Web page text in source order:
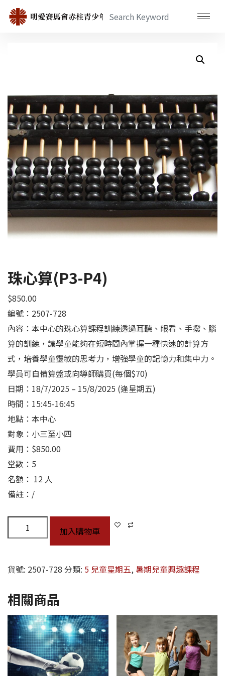
珠心算(P3-P4)
$850.00
編號：2507-728
內容：本中心的珠心算課程訓練透過耳聽、眼看、手撥、腦
算的訓練，讓學童能夠在短時間內掌握一種快速的計算方
式，培養學童靈敏的思考力，增強學童的記憶力和集中力。
學員可自備算盤或向導師購買(每個$70)
日期：18/7/2025 – 15/8/2025 (逢星期五)
時間：15:45-16:45
地點：本中心
對象：小三至小四
費用：$850.00
堂數：5
名額： 12 人
備註：/
加入購物車
貨號: 2507-728 分類: 5 兒童星期五, 暑期兒童興趣課程
相關商品